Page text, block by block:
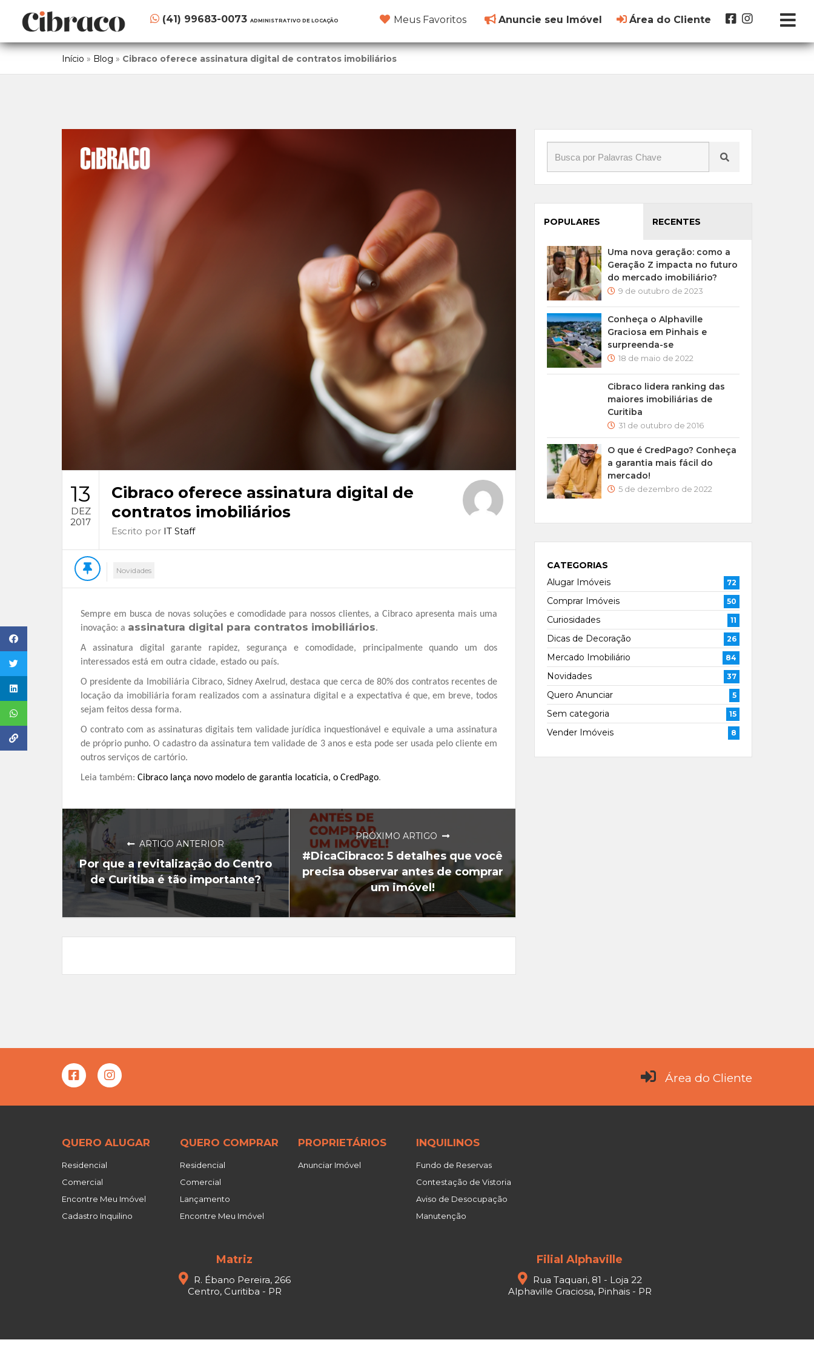
(41) 99683-0073ADMINISTRATIVO DE LOCAÇÃO Meus Favoritos Anuncie seu Imóvel Área do Cliente
Início » Blog » Cibraco oferece assinatura digital de contratos imobiliários
13
DEZ
2017
Cibraco oferece assinatura digital de
contratos imobiliários
Escrito por IT Staff
Novidades
Sempre em busca de novas soluções e comodidade para nossos clientes, a Cibraco apresenta mais uma
inovação: a assinatura digital para contratos imobiliários.
A assinatura digital garante rapidez, segurança e comodidade, principalmente quando um dos
interessados está em outra cidade, estado ou país.
O presidente da Imobiliária Cibraco, Sidney Axelrud, destaca que cerca de 80% dos contratos recentes de
locação da imobiliária foram realizados com a assinatura digital e a expectativa é que, em breve, todos
sejam feitos dessa forma.
O contrato com as assinaturas digitais tem validade jurídica inquestionável e equivale a uma assinatura
de próprio punho. O cadastro da assinatura tem validade de 3 anos e esta pode ser usada pelo cliente em
outros serviços de cartório.
Leia também: Cibraco lança novo modelo de garantia locatícia, o CredPago.
ARTIGO ANTERIOR
Por que a revitalização do Centro
de Curitiba é tão importante?
PRÓXIMO ARTIGO
#DicaCibraco: 5 detalhes que você
precisa observar antes de comprar
um imóvel!
POPULARES RECENTES
Uma nova geração: como a
Geração Z impacta no futuro
do mercado imobiliário?
9 de outubro de 2023
Conheça o Alphaville
Graciosa em Pinhais e
surpreenda-se
18 de maio de 2022
Cibraco lidera ranking das
maiores imobiliárias de
Curitiba
31 de outubro de 2016
O que é CredPago? Conheça
a garantia mais fácil do
mercado!
5 de dezembro de 2022
CATEGORIAS
Alugar Imóveis
72
Comprar Imóveis 50
Curiosidades 11
Dicas de Decoração 26
Mercado Imobiliário 84
Novidades 37
Quero Anunciar 5
Sem categoria 15
Vender Imóveis 8
Área do Cliente
QUERO ALUGAR
Residencial
Comercial
Encontre Meu Imóvel
Cadastro Inquilino
QUERO COMPRAR
Residencial
Comercial
Lançamento
Encontre Meu Imóvel
PROPRIETÁRIOS
Anunciar Imóvel
INQUILINOS
Fundo de Reservas
Contestação de Vistoria
Aviso de Desocupação
Manutenção
Matriz
R. Ébano Pereira, 266
Centro, Curitiba - PR
Filial Alphaville
Rua Taquari, 81 - Loja 22
Alphaville Graciosa, Pinhais - PR